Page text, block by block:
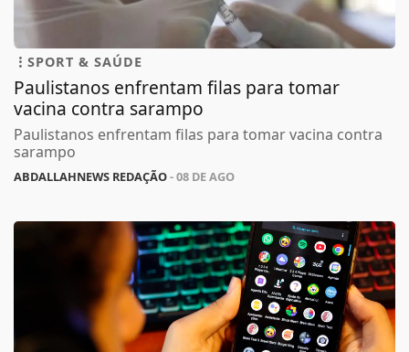
SPORT & SAÚDE
Paulistanos enfrentam filas para tomar
vacina contra sarampo
Paulistanos enfrentam filas para tomar vacina contra
sarampo
ABDALLAHNEWS REDAÇÃO- 08 DE AGO